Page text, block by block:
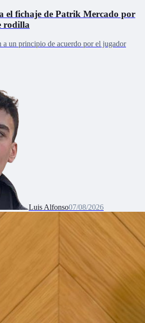
el fichaje de Patrik Mercado por
rodilla
a un principio de acuerdo por el jugador
Luis Alfonso07/08/2026